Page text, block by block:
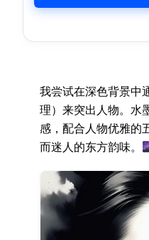
我尝试在深色背景中
理）来突出人物。水
感，配合人物优雅的
而迷人的东方韵味。